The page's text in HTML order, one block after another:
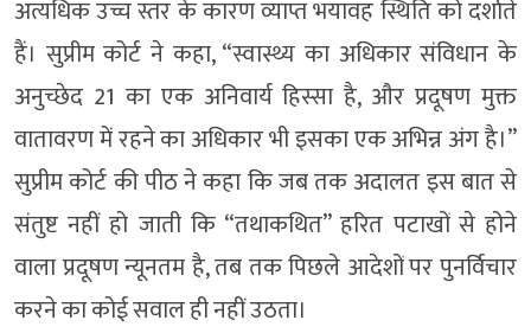
अत्यधिक उच्च स्तर के कारण व्याप्त भयावह स्थिति को दर्शाते
हैं। सुप्रीम कोर्ट ने कहा, “स्वास्थ्य का अधिकार संविधान के
अनुच्छेद 21 का एक अनिवार्य हिस्सा है, और प्रदूषण मुक्त
वातावरण में रहने का अधिकार भी इसका एक अभिन्न अंग है।”
सुप्रीम कोर्ट की पीठ ने कहा कि जब तक अदालत इस बात से
संतुष्ट नहीं हो जाती कि “तथाकथित” हरित पटाखों से होने
वाला प्रदूषण न्यूनतम है, तब तक पिछले आदेशों पर पुनर्विचार
करने का कोई सवाल ही नहीं उठता।